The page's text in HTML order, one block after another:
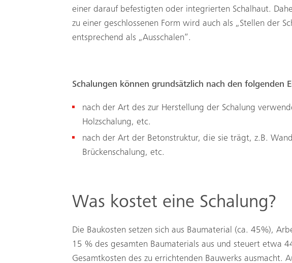
einer darauf befestigten oder integrierten Schalhaut.
zu einer geschlossenen Form wird auch als „Stellen der
entsprechend als „Ausschalen“.
Schalungen können grundsätzlich nach den folgenden
nach der Art des zur Herstellung der Schalung
Holzschalung, etc.
nach der Art der Betonstruktur, die sie trägt, z.B.
Brückenschalung, etc.
Was kostet eine Schalung?
Die Baukosten setzen sich aus Baumaterial (ca. 45%),
15 % des gesamten Baumaterials aus und steuert etwa
Gesamtkosten des zu errichtenden Bauwerks ausmacht.